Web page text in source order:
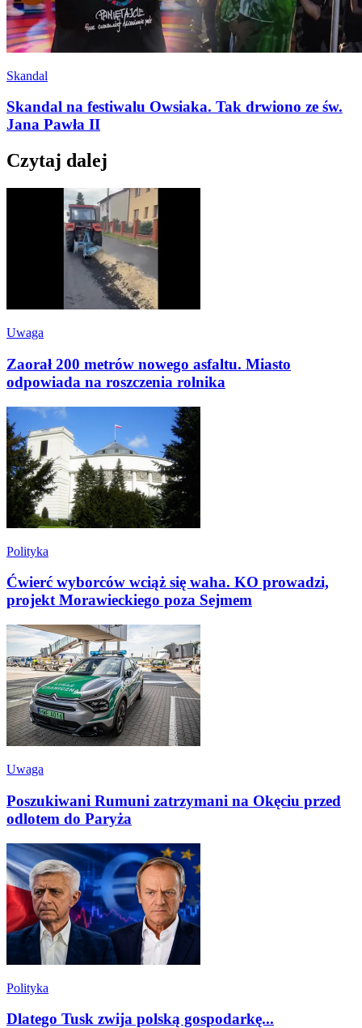
Skandal
Skandal na festiwalu Owsiaka. Tak drwiono ze św.
Jana Pawła II
Czytaj dalej
Uwaga
Zaorał 200 metrów nowego asfaltu. Miasto
odpowiada na roszczenia rolnika
Polityka
Ćwierć wyborców wciąż się waha. KO prowadzi,
projekt Morawieckiego poza Sejmem
Uwaga
Poszukiwani Rumuni zatrzymani na Okęciu przed
odlotem do Paryża
Polityka
Dlatego Tusk zwija polską gospodarkę...